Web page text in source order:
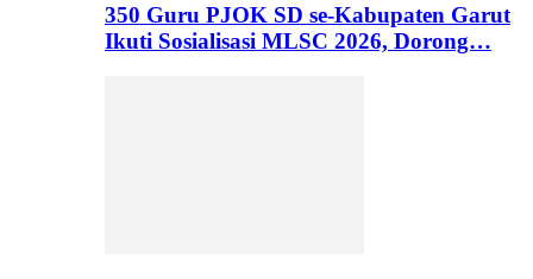
350 Guru PJOK SD se-Kabupaten Garut
Ikuti Sosialisasi MLSC 2026, Dorong…